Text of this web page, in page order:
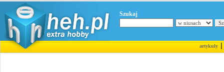
Szukaj
artykuły|